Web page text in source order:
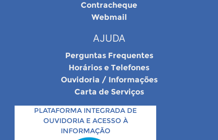
Contracheque
Webmail
AJUDA
Perguntas Frequentes
Horários e Telefones
Ouvidoria / Informações
Carta de Serviços
PLATAFORMA INTEGRADA DE
OUVIDORIA E ACESSO À
INFORMAÇÃO